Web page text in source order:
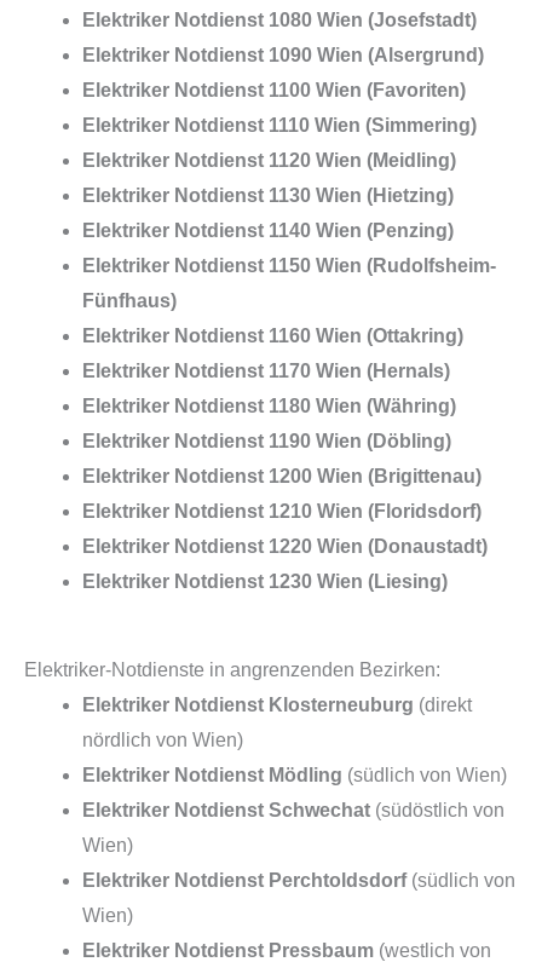
Elektriker Notdienst 1080 Wien (Josefstadt)
Elektriker Notdienst 1090 Wien (Alsergrund)
Elektriker Notdienst 1100 Wien (Favoriten)
Elektriker Notdienst 1110 Wien (Simmering)
Elektriker Notdienst 1120 Wien (Meidling)
Elektriker Notdienst 1130 Wien (Hietzing)
Elektriker Notdienst 1140 Wien (Penzing)
Elektriker Notdienst 1150 Wien (Rudolfsheim-
Fünfhaus)
Elektriker Notdienst 1160 Wien (Ottakring)
Elektriker Notdienst 1170 Wien (Hernals)
Elektriker Notdienst 1180 Wien (Währing)
Elektriker Notdienst 1190 Wien (Döbling)
Elektriker Notdienst 1200 Wien (Brigittenau)
Elektriker Notdienst 1210 Wien (Floridsdorf)
Elektriker Notdienst 1220 Wien (Donaustadt)
Elektriker Notdienst 1230 Wien (Liesing)
Elektriker-Notdienste in angrenzenden Bezirken:
Elektriker Notdienst Klosterneuburg (direkt
nördlich von Wien)
Elektriker Notdienst Mödling (südlich von Wien)
Elektriker Notdienst Schwechat (südöstlich von
Wien)
Elektriker Notdienst Perchtoldsdorf(südlich von
Wien)
Elektriker Notdienst Pressbaum (westlich von